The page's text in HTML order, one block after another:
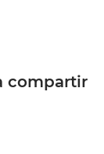
compartir